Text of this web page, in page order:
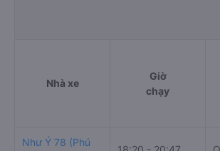
Nhà xe
Giờ
chạy
Như Ý 78 (Phú